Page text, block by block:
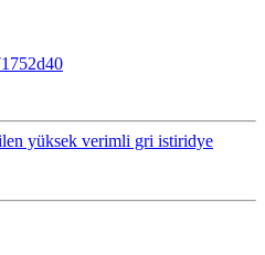
yüksek verimli gri istiridye